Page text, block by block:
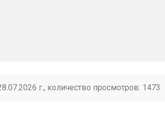
г., количество просмотров: 1473